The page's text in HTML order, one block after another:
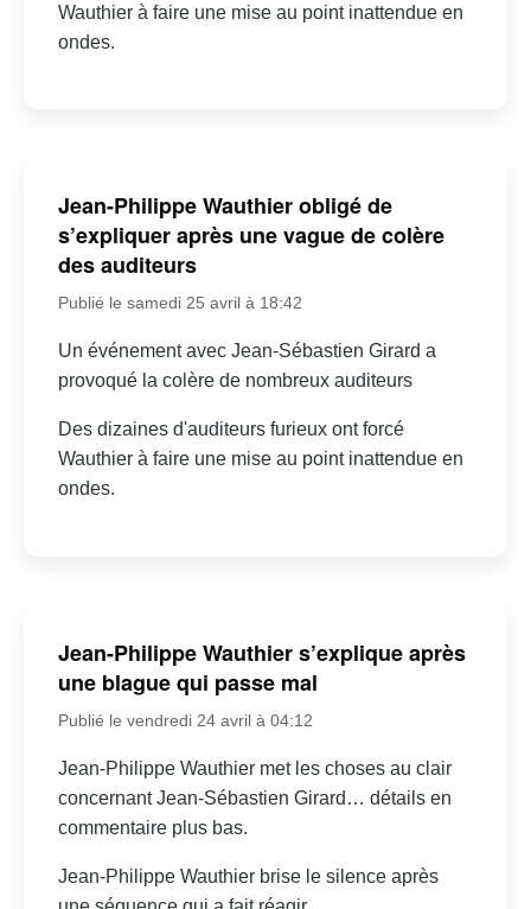
Wauthier à faire une mise au point inattendue en
ondes.
Jean-Philippe Wauthier obligé de
s’expliquer après une vague de colère
des auditeurs
Publié le samedi 25 avril à 18:42
Un événement avec Jean-Sébastien Girard a
provoqué la colère de nombreux auditeurs
Des dizaines d'auditeurs furieux ont forcé
Wauthier à faire une mise au point inattendue en
ondes.
Jean-Philippe Wauthier s’explique après
une blague qui passe mal
Publié le vendredi 24 avril à 04:12
Jean-Philippe Wauthier met les choses au clair
concernant Jean-Sébastien Girard… détails en
commentaire plus bas.
Jean-Philippe Wauthier brise le silence après